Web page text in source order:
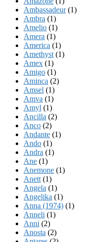
Ambassadeur(1)
Ambra (1)
Amelio (1)
Amera (1)
America (1)
Amethyst (1)
Amex (1)
Amigo (1)
Aminca (2)
Amsel (1)
Amva (1)
Amyl (1)
Ancilla (2)
Anco (2)
Andante (1)
Ando (1)
Andra (1)
Ane (1)
Anemone (1)
Anett (1)
Angela (1)
Angelika (1)
Anna (1974) (1)
Anneli (1)
Anni (2)
Anosta (2)